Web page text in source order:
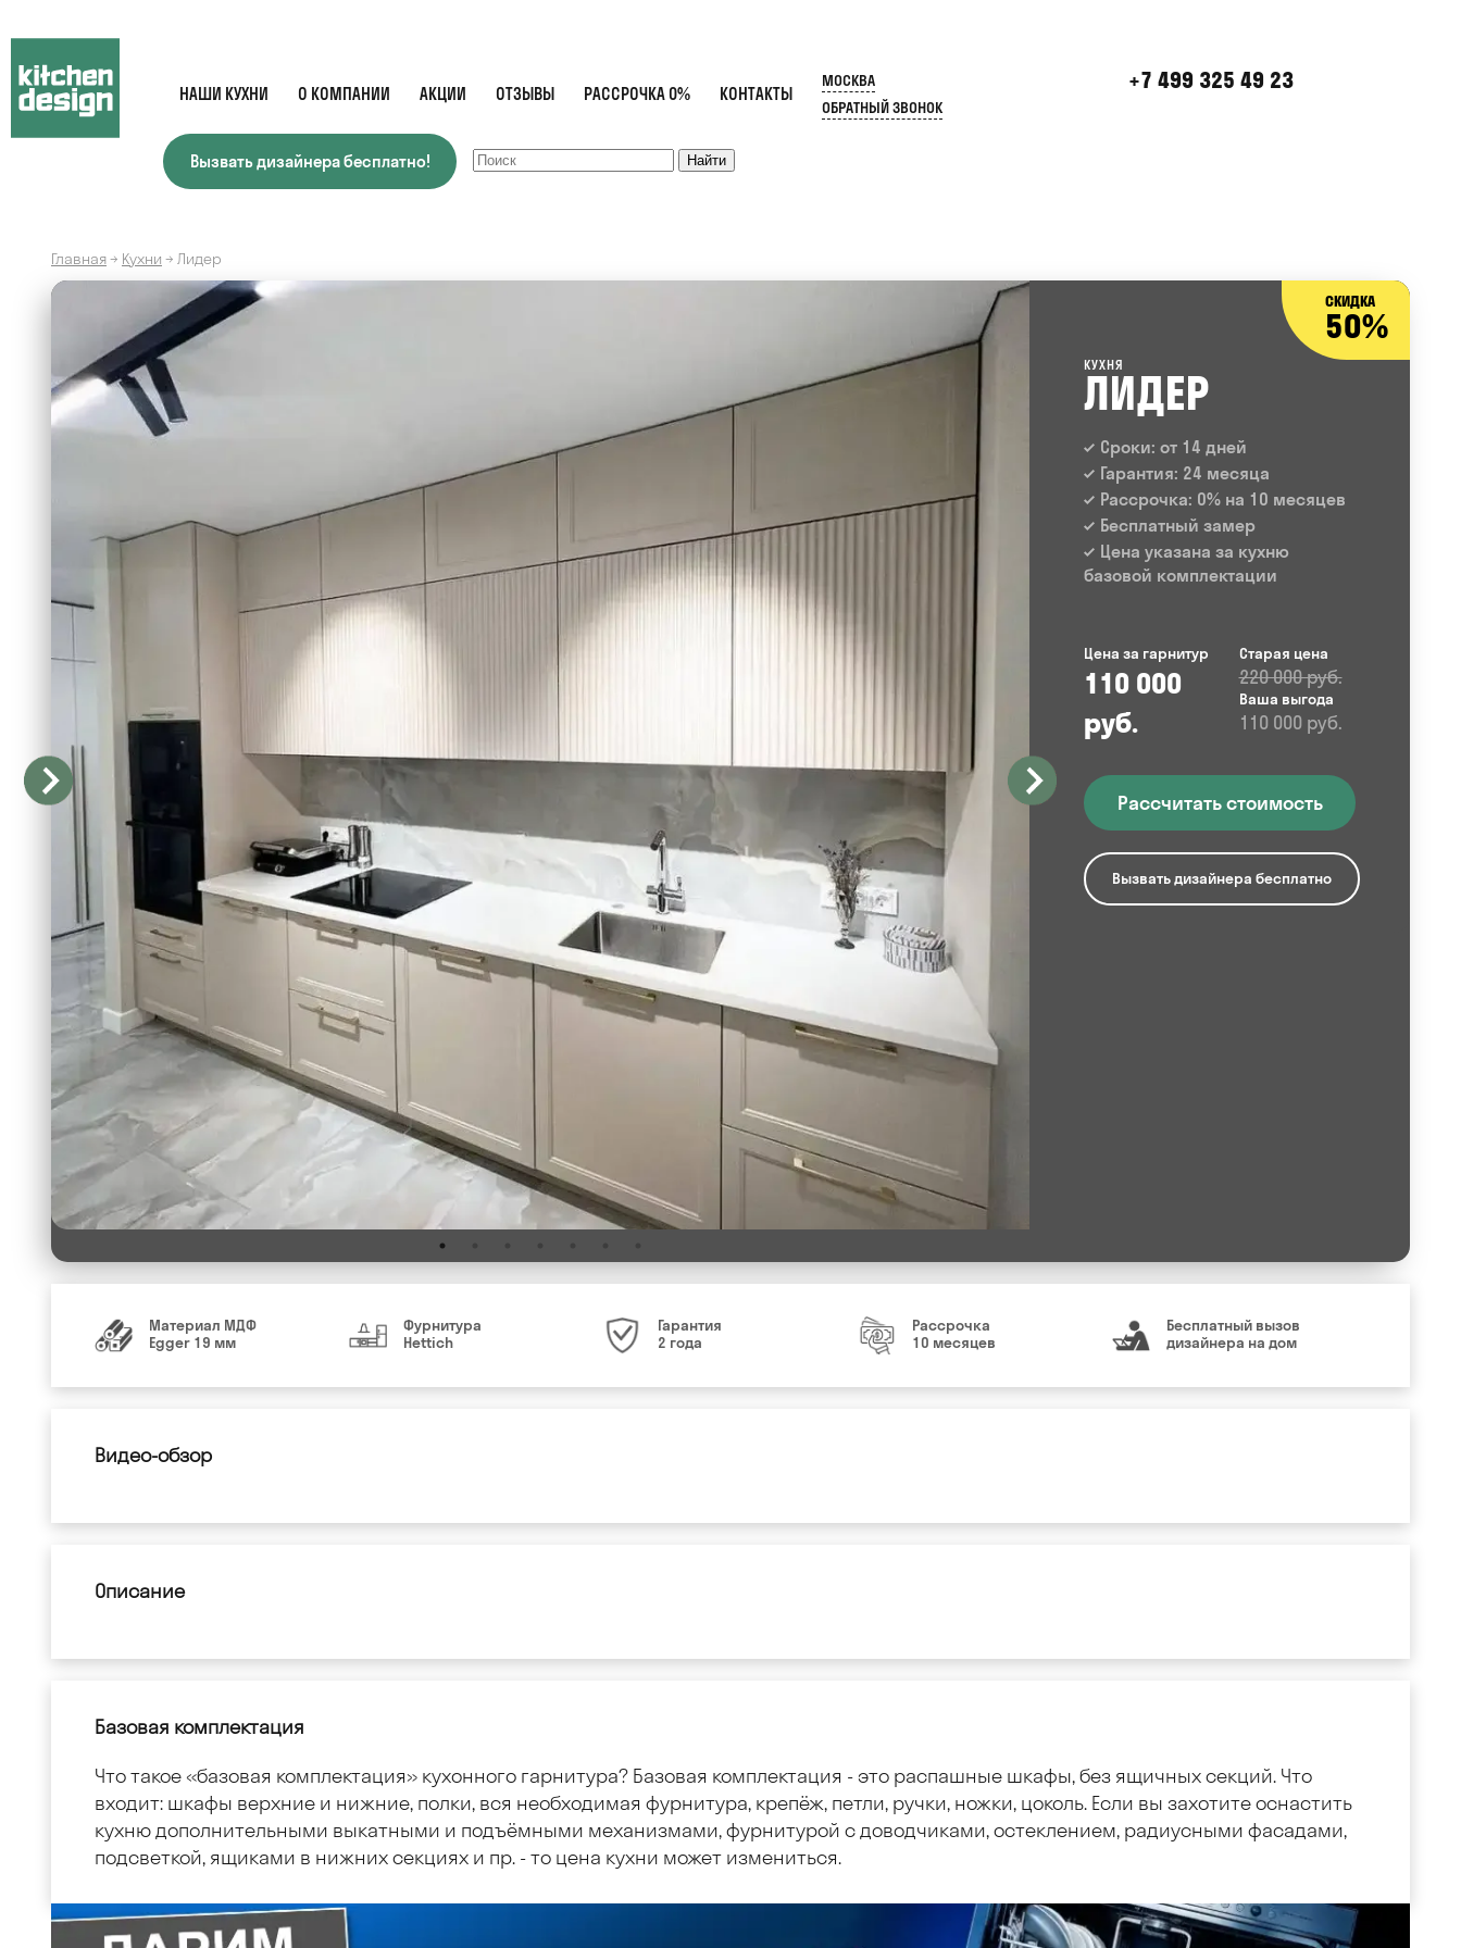
НАШИ КУХНИ О КОМПАНИИ АКЦИИ ОТЗЫВЫ РАССРОЧКА 0% КОНТАКТЫ
+7 499 325 49 23
Вызвать дизайнера бесплатно!
МОСКВА
ОБРАТНЫЙ ЗВОНОК
Главная→ Кухни → Лидер
СКИДКА
50%
КУХНЯ
ЛИДЕР
Сроки: от 14 дней
Гарантия: 24 месяца
Рассрочка: 0% на 10 месяцев
Бесплатный замер
Цена указана за кухню
базовой комплектации
Цена за гарнитур
110 000
руб.
Старая цена
220 000 руб.
Ваша выгода
110 000 руб.
Рассчитать стоимость
Вызвать дизайнера бесплатно
Материал МДФ
Egger 19 мм
Фурнитура
Hettich
Гарантия
2 года
Рассрочка
10 месяцев
Бесплатный вызов
дизайнера на дом
Видео-обзор
Описание
Базовая комплектация
Что такое «базовая комплектация» кухонного гарнитура? Базовая комплектация - это распашные шкафы, без ящичных секций. Что
входит: шкафы верхние и нижние, полки, вся необходимая фурнитура, крепёж, петли, ручки, ножки, цоколь. Если вы захотите оснастить
кухню дополнительными выкатными и подъёмными механизмами, фурнитурой с доводчиками, остеклением, радиусными фасадами,
подсветкой, ящиками в нижних секциях и пр. - то цена кухни может измениться.